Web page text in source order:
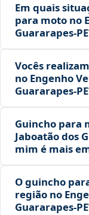
Em quais
para moto no
Vocês
no Engenho
Guincho para
Jaboatão dos
mim é mais
O guincho
região no